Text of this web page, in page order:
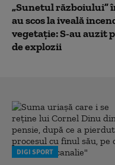
„Sunetul războiului”
au scos la iveală
vegetație: S-au auzit
de explozii
DIGI SPORT